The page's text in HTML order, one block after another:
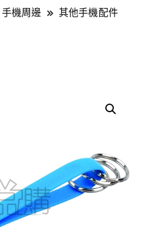
手機周邊
其他手機配件